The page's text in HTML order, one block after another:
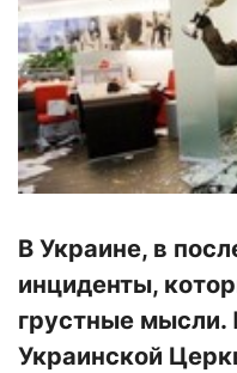
В Украине, в
инциденты,
грустные
Украинской